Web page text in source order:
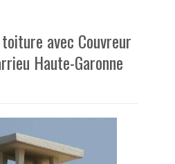
avec Couvreur
Haute-Garonne